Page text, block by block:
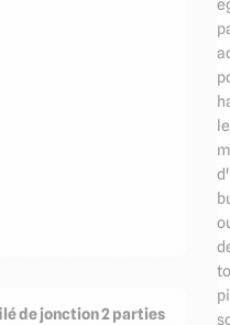
de jonction 2 parties